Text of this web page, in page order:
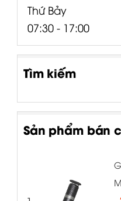
Thứ Bảy
07:30 - 17:00
Tìm kiếm
Sản phẩm bán